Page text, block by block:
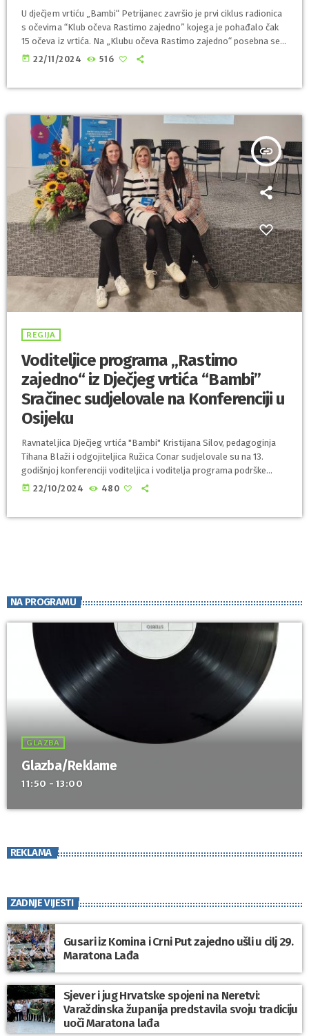
U dječjem vrtiću „Bambi“ Petrijanec završio je prvi ciklus radionica
s očevima “Klub očeva Rastimo zajedno” kojega je pohađalo čak
15 očeva iz vrtića. Na „Klubu očeva Rastimo zajedno“ posebna se
pažnja posvećuje ulozi oca u ranom djetinjstvu, te je to prilika da
today 22/11/2024 516
insert_link
REGIJA
Voditeljice programa „Rastimo
zajedno“ iz Dječjeg vrtića “Bambi”
Sračinec sudjelovale na Konferenciji u
Osijeku
Ravnateljica Dječjeg vrtića "Bambi" Kristijana Silov, pedagoginja
Tihana Blaži i odgojiteljica Ružica Conar sudjelovale su na 13.
godišnjoj konferenciji voditeljica i voditelja programa podrške
roditeljstvu „Rastimo zajedno“. Konferencija se održavala 18. i 19.
today 22/10/2024 480
NA PROGRAMU
GLAZBA
Glazba/Reklame
11:50 - 13:00
REKLAMA
ZADNJE VIJESTI
Gusari iz Komina i Crni Put zajedno ušli u cilj 29.
Maratona Lađa
Sjever i jug Hrvatske spojeni na Neretvi:
Varaždinska županija predstavila svoju tradiciju
uoči Maratona lađa